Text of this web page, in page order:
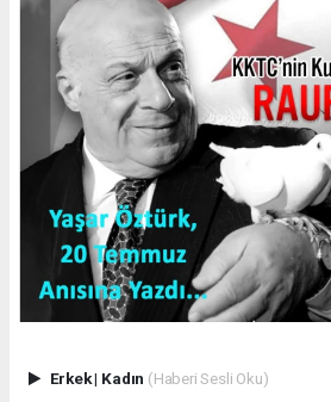
Erkek| Kadın (Haberi Sesli Oku)